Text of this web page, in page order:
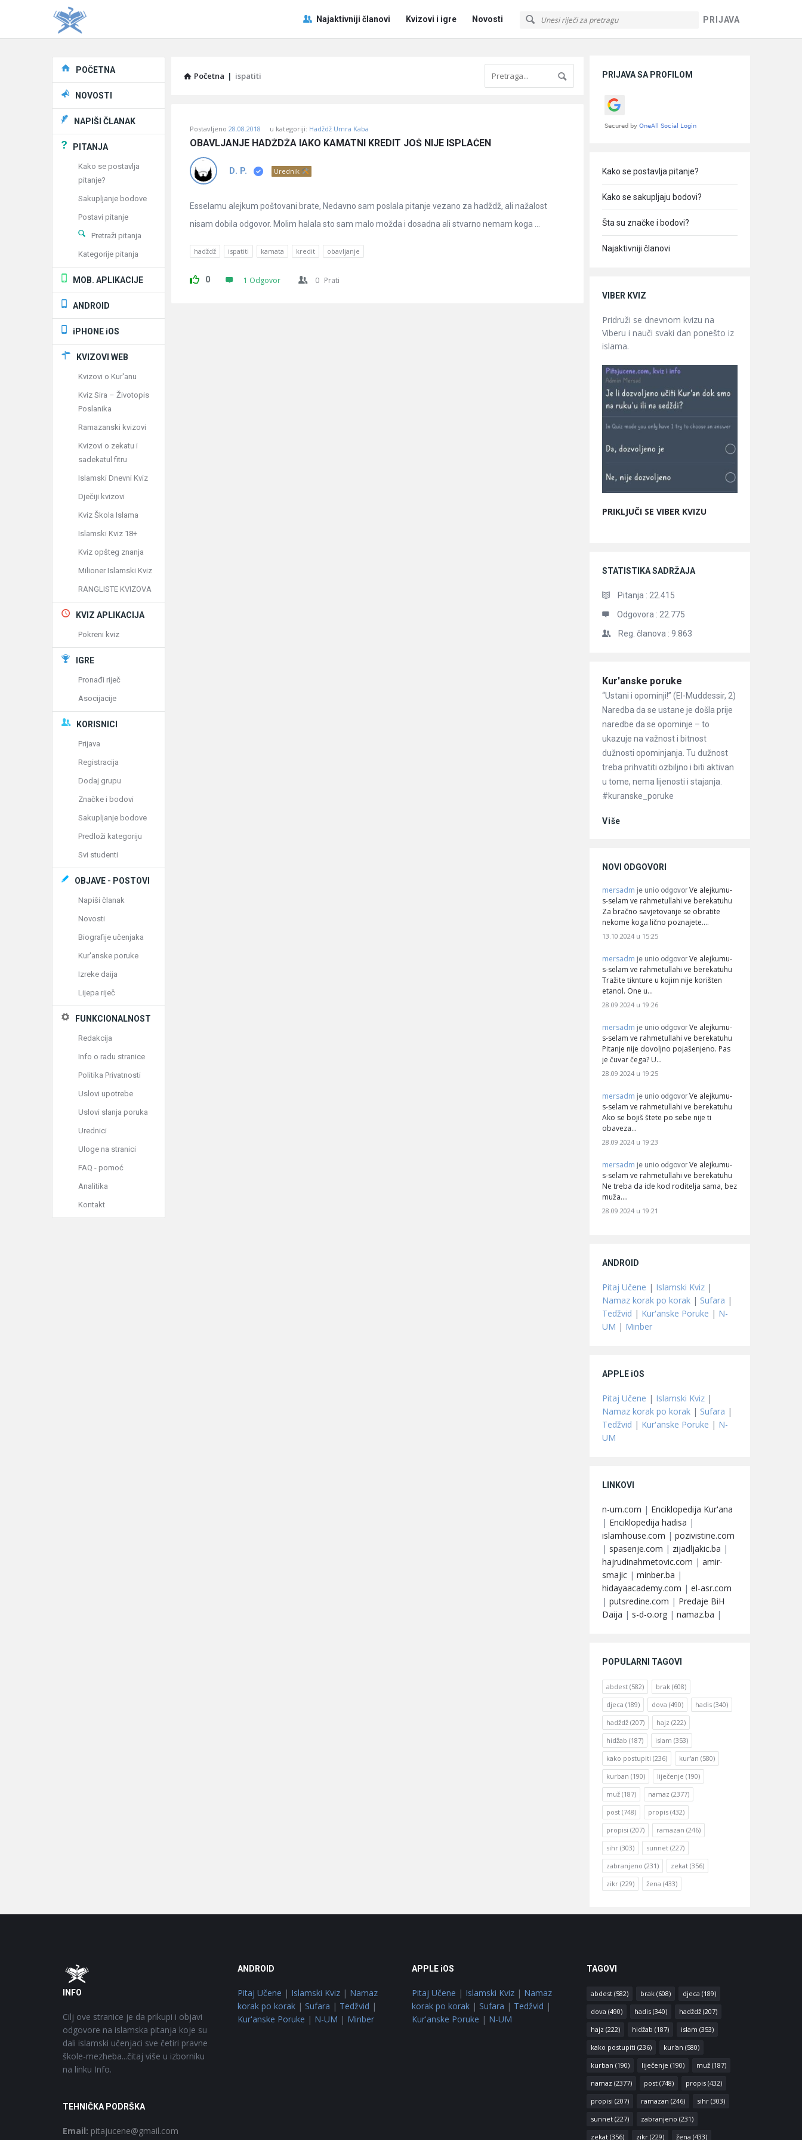
PRIJAVA
Pitaj
Učene
Najaktivniji članovi Kvizovi i igre Novosti
Početna | ispatiti
Učene
Latest
Pitanja
Postavljeno 28.08.2018 u kategoriji: Hadždž Umra Kaba
OBAVLJANJE HADŽDŽA IAKO KAMATNI KREDIT JOŠ NIJE ISPLAĆEN
D. P. Urednik
Esselamu alejkum poštovani brate, Nedavno sam poslala pitanje vezano za hadždž, ali nažalost
nisam dobila odgovor. Molim halala sto sam malo možda i dosadna ali stvarno nemam koga ...
hadždž ispatiti kamata kredit obavljanje
0 1 Odgovor 0 Prati
PRIJAVA SA PROFILOM
Kako se postavlja pitanje?
Kako se sakupljaju bodovi?
Šta su značke i bodovi?
Najaktivniji članovi
VIBER KVIZ
Pridruži se dnevnom kvizu na
Viberu i nauči svaki dan ponešto iz
islama.
PRIKLJUČI SE VIBER KVIZU
STATISTIKA SADRŽAJA
Pitanja : 22.415
Odgovora : 22.775
Reg. članova : 9.863
Članci
Kur'anske poruke
“Ustani i opominji!” (El-Muddessir, 2)
Naredba da se ustane je došla prije
naredbe da se opominje – to
ukazuje na važnost i bitnost
dužnosti opominjanja. Tu dužnost
treba prihvatiti ozbiljno i biti aktivan
u tome, nema lijenosti i stajanja.
#kuranske_poruke
Više
NOVI ODGOVORI
mersadm je unio odgovor Ve alejkumu-
s-selam ve rahmetullahi ve berekatuhu
Za bračno savjetovanje se obratite
nekome koga lično poznajete.…
13.10.2024 u 15:25
mersadm je unio odgovor Ve alejkumu-
s-selam ve rahmetullahi ve berekatuhu
Tražite tiknture u kojim nije korišten
etanol. One u…
28.09.2024 u 19:26
mersadm je unio odgovor Ve alejkumu-
s-selam ve rahmetullahi ve berekatuhu
Pitanje nije dovoljno pojašenjeno. Pas
je čuvar čega? U…
28.09.2024 u 19:25
mersadm je unio odgovor Ve alejkumu-
s-selam ve rahmetullahi ve berekatuhu
Ako se bojiš štete po sebe nije ti
obaveza…
28.09.2024 u 19:23
mersadm je unio odgovor Ve alejkumu-
s-selam ve rahmetullahi ve berekatuhu
Ne treba da ide kod roditelja sama, bez
muža.…
28.09.2024 u 19:21
ANDROID
Pitaj Učene | Islamski Kviz |
Namaz korak po korak | Sufara |
Tedžvid | Kur'anske Poruke | N-
UM | Minber
APPLE iOS
Pitaj Učene | Islamski Kviz |
Namaz korak po korak | Sufara |
Tedžvid | Kur'anske Poruke | N-
UM
LINKOVI
n-um.com | Enciklopedija Kur'ana
| Enciklopedija hadisa |
islamhouse.com | pozivistine.com
| spasenje.com | zijadljakic.ba |
hajrudinahmetovic.com | amir-
smajic | minber.ba |
hidayaacademy.com | el-asr.com
| putsredine.com | Predaje BiH
Daija | s-d-o.org | namaz.ba |
POPULARNI TAGOVI
abdest (582) brak (608)
djeca (189) dova (490) hadis (340)
hadždž (207) hajz (222)
hidžab (187) islam (353)
kako postupiti (236) kur'an (580)
kurban (190) liječenje (190)
muž (187) namaz (2377)
post (748) propis (432)
propisi (207) ramazan (246)
sihr (303) sunnet (227)
zabranjeno (231) zekat (356)
zikr (229) žena (433)
Explore
POČETNA
NOVOSTI
NAPIŠI ČLANAK
PITANJA
Kako se postavlja
pitanje?
Sakupljanje bodove
Postavi pitanje
Pretraži pitanja
Kategorije pitanja
MOB. APLIKACIJE
ANDROID
iPHONE iOS
KVIZOVI WEB
Kvizovi o Kur'anu
Kviz Sira – Životopis
Poslanika
Ramazanski kvizovi
Kvizovi o zekatu i
sadekatul fitru
Islamski Dnevni Kviz
Dječiji kvizovi
Kviz Škola Islama
Islamski Kviz 18+
Kviz opšteg znanja
Milioner Islamski Kviz
RANGLISTE KVIZOVA
KVIZ APLIKACIJA
Pokreni kviz
IGRE
Pronađi riječ
Asocijacije
KORISNICI
Prijava
Registracija
Dodaj grupu
Značke i bodovi
Sakupljanje bodove
Predloži kategoriju
Svi studenti
OBJAVE - POSTOVI
Napiši članak
Novosti
Biografije učenjaka
Kur'anske poruke
Izreke daija
Lijepa riječ
FUNKCIONALNOST
Redakcija
Info o radu stranice
Politika Privatnosti
Uslovi upotrebe
Uslovi slanja poruka
Urednici
Uloge na stranici
FAQ - pomoć
Analitika
Kontakt
Footer
INFO
Cilj ove stranice je da prikupi i objavi
odgovore na islamska pitanja koje su
dali islamski učenjaci sve četiri pravne
škole-mezheba...čitaj više u izborniku
na linku Info.
TEHNIČKA PODRŠKA
Email: pitajucene@gmail.com
ANDROID
Pitaj Učene | Islamski Kviz| Namaz
korak po korak| Sufara | Tedžvid |
Kur'anske Poruke | N-UM | Minber
APPLE iOS
Pitaj Učene | Islamski Kviz | Namaz
korak po korak | Sufara | Tedžvid |
Kur'anske Poruke | N-UM
TAGOVI
abdest(582) brak(608) djeca (189)
dova (490) hadis(340) hadždž(207)
hajz (222) hidžab (187) islam (353)
kako postupiti (236) kur'an (580)
kurban (190) liječenje (190) muž(187)
namaz (2377) post(748) propis(432)
propisi (207) ramazan (246) sihr(303)
sunnet(227) zabranjeno (231)
zekat(356) zikr(229) žena (433)